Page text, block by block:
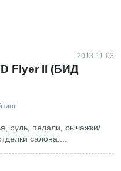
2013-11-03
Flyer II (БИД
руль, педали, рычажки/
салона....